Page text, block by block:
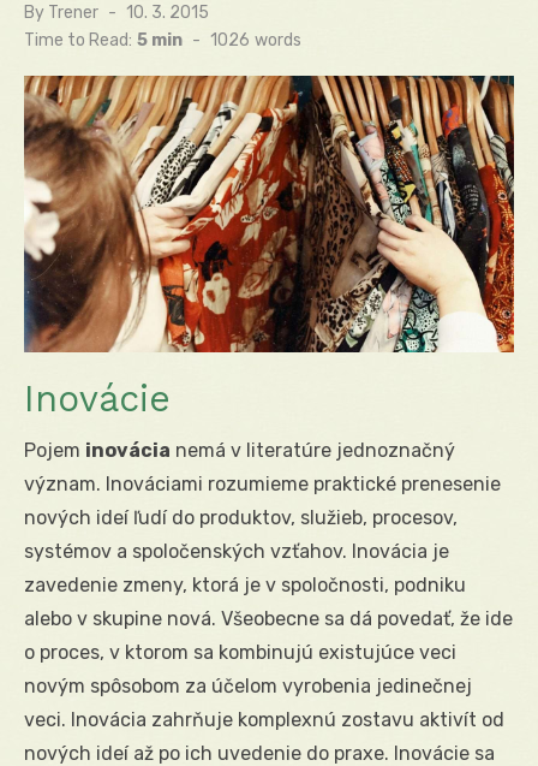
By Trener
Posted
on
10. 3. 2015
Time to Read: 5 min - 1026 words
Inovácie
Pojem inovácia nemá v literatúre jednoznačný
význam. Inováciami rozumieme praktické prenesenie
nových ideí ľudí do produktov, služieb, procesov,
systémov a spoločenských vzťahov. Inovácia je
zavedenie zmeny, ktorá je v spoločnosti, podniku
alebo v skupine nová. Všeobecne sa dá povedať, že ide
o proces, v ktorom sa kombinujú existujúce veci
novým spôsobom za účelom vyrobenia jedinečnej
veci. Inovácia zahrňuje komplexnú zostavu aktivít od
nových ideí až po ich uvedenie do praxe. Inovácie sa